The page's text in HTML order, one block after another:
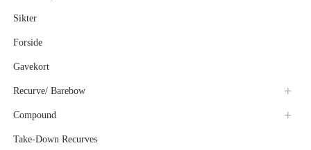
Sikter
Forside
Gavekort
Recurve/ Barebow
Compound
Take-Down Recurves